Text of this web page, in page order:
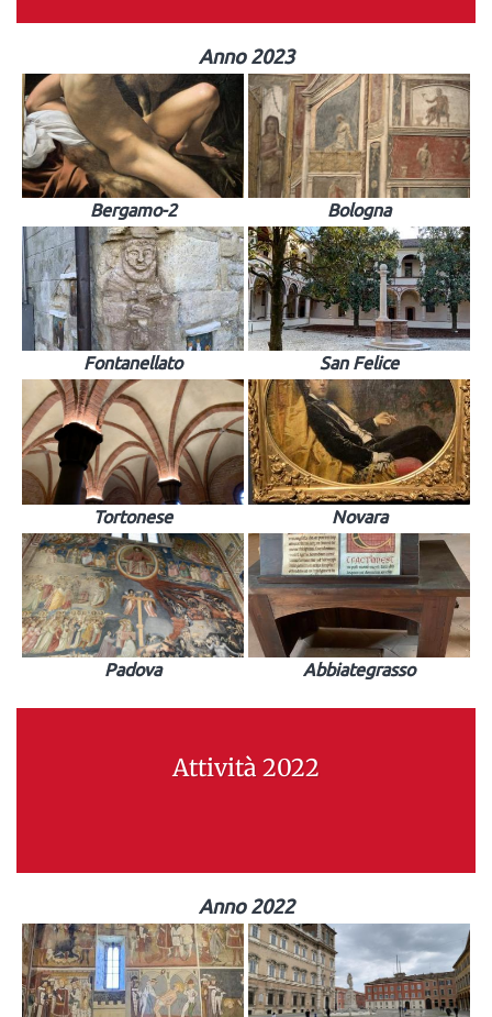
Anno 2023
Bergamo-2 Bologna
Fontanellato San Felice
Tortonese Novara
Padova Abbiategrasso
Attività 2022
Anno 2022